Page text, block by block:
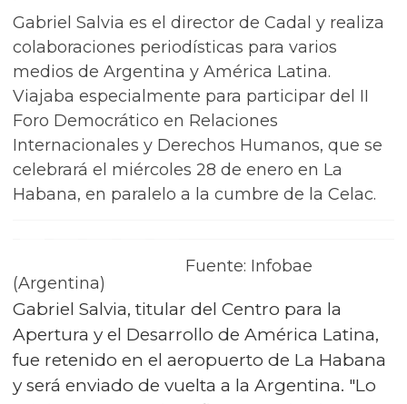
Gabriel Salvia es el director de Cadal y realiza
colaboraciones periodísticas para varios
medios de Argentina y América Latina.
Viajaba especialmente para participar del II
Foro Democrático en Relaciones
Internacionales y Derechos Humanos, que se
celebrará el miércoles 28 de enero en La
Habana, en paralelo a la cumbre de la Celac.
Fuente: Infobae
(Argentina)
Gabriel Salvia, titular del Centro para la
Apertura y el Desarrollo de América Latina,
fue retenido en el aeropuerto de La Habana
y será enviado de vuelta a la Argentina. "Lo